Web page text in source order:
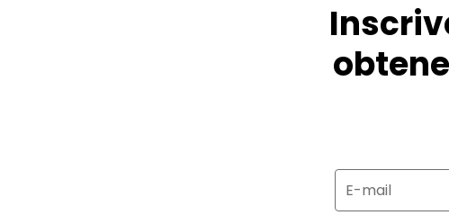
E-mail